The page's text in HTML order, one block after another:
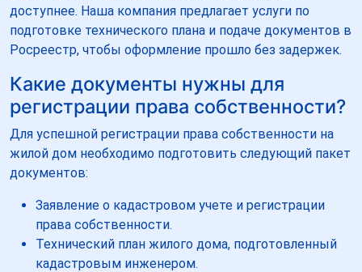
доступнее. Наша компания предлагает услуги по
подготовке технического плана и подаче документов в
Росреестр, чтобы оформление прошло без задержек.
Какие документы нужны для
регистрации права собственности?
Для успешной регистрации права собственности на
жилой дом необходимо подготовить следующий пакет
документов:
Заявление о кадастровом учете и регистрации
права собственности.
Технический план жилого дома, подготовленный
кадастровым инженером.